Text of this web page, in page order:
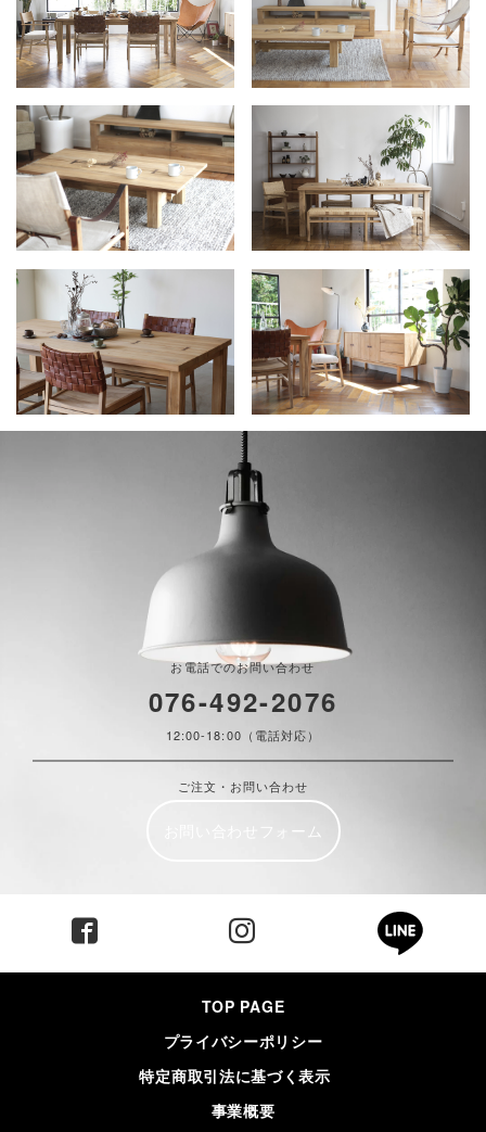
お電話でのお問い合わせ
076-492-2076
12:00-18:00（電話対応）
ご注文・お問い合わせ
お問い合わせフォーム
TOP PAGE
プライバシーポリシー
特定商取引法に基づく表示
事業概要